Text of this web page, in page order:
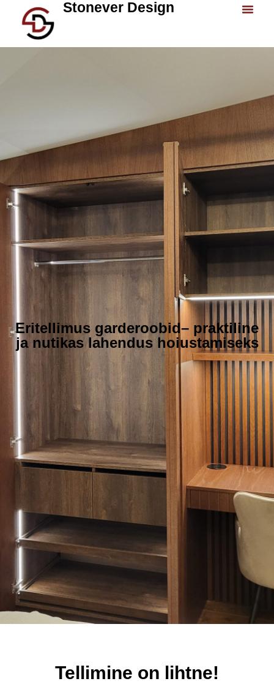
Stonever Design
Eritellimus garderoobid– praktiline
ja nutikas lahendus hoiustamiseks
Tellimine on lihtne!